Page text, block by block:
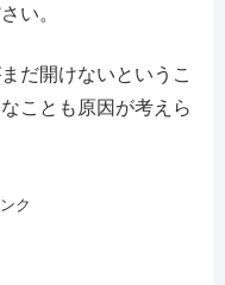
い。
だ開けないというこ
ことも原因が考えら
ク